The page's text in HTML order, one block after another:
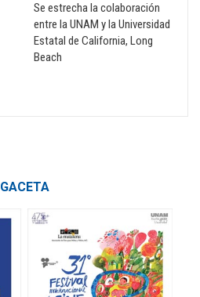
Se estrecha la colaboración
entre la UNAM y la Universidad
Estatal de California, Long
Beach
GACETA